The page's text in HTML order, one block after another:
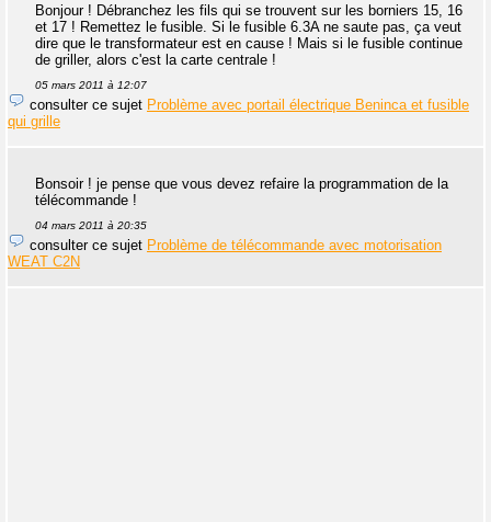
Bonjour ! Débranchez les fils qui se trouvent sur les borniers 15, 16
et 17 ! Remettez le fusible. Si le fusible 6.3A ne saute pas, ça veut
dire que le transformateur est en cause ! Mais si le fusible continue
de griller, alors c'est la carte centrale !
05 mars 2011 à 12:07
consulter ce sujet Problème avec portail électrique Beninca et fusible
qui grille
Bonsoir ! je pense que vous devez refaire la programmation de la
télécommande !
04 mars 2011 à 20:35
consulter ce sujet Problème de télécommande avec motorisation
WEAT C2N